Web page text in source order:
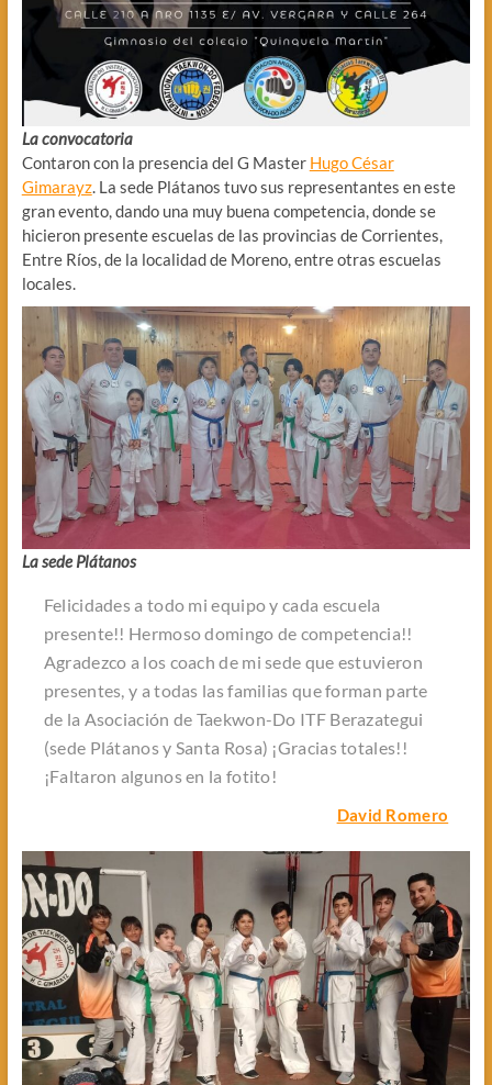
La convocatoria
Contaron con la presencia del G Master Hugo César
Gimarayz. La sede Plátanos tuvo sus representantes en este
gran evento, dando una muy buena competencia, donde se
hicieron presente escuelas de las provincias de Corrientes,
Entre Ríos, de la localidad de Moreno, entre otras escuelas
locales.
La sede Plátanos
Felicidades a todo mi equipo y cada escuela
presente!! Hermoso domingo de competencia!!
Agradezco a los coach de mi sede que estuvieron
presentes, y a todas las familias que forman parte
de la Asociación de Taekwon-Do ITF Berazategui
(sede Plátanos y Santa Rosa) ¡Gracias totales!!
¡Faltaron algunos en la fotito!
David Romero